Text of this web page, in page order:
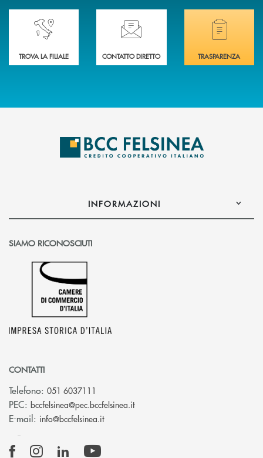
Accedi all' elenco completo delle nostre&nbsp; filiali .
TROVA LA FILIALE
Ti serve assistenza immediata? Contattaci!
CONTATTO DIRETTO
Hai bisogno di
TRASPARENZA
INFORMAZIONI
SIAMO RICONOSCIUTI
CONTATTI
Telefono: 051 6037111
PEC: bccfelsinea@pec.bccfelsinea.it(si apre l’app di posta
E-mail: info@bccfelsinea.it(si apre l’app di posta elettronica)